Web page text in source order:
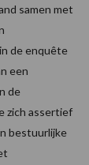
samen met
de enquête
een
de
zich assertief
bestuurlijke